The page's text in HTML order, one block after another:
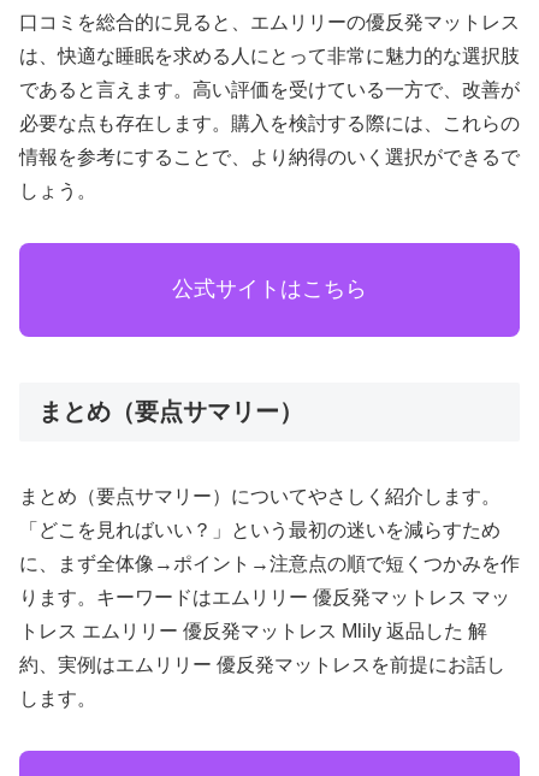
口コミを総合的に見ると、エムリリーの優反発マットレス
は、快適な睡眠を求める人にとって非常に魅力的な選択肢
であると言えます。高い評価を受けている一方で、改善が
必要な点も存在します。購入を検討する際には、これらの
情報を参考にすることで、より納得のいく選択ができるで
しょう。
公式サイトはこちら
まとめ（要点サマリー）
まとめ（要点サマリー）についてやさしく紹介します。
「どこを見ればいい？」という最初の迷いを減らすため
に、まず全体像→ポイント→注意点の順で短くつかみを作
ります。キーワードはエムリリー 優反発マットレス マッ
トレス エムリリー 優反発マットレス Mlily 返品した 解
約、実例はエムリリー 優反発マットレスを前提にお話し
します。
AIPW-